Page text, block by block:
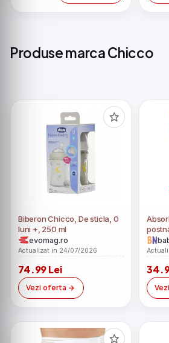
Produse marca Chicco
Biberon Chicco, De sticla, 0
luni +, 250 ml
evomag.ro
Actualizat in 24/07/2026
74.99 Lei
Vezi oferta